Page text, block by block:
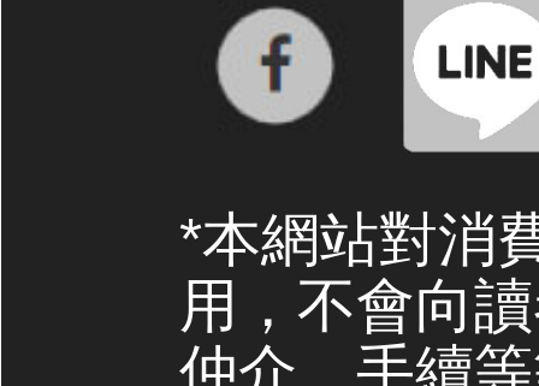
*本網站對消
用，不會向
仲介、手續